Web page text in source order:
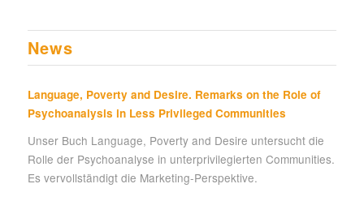
News
Language, Poverty and Desire. Remarks on the Role of
Psychoanalysis in Less Privileged Communities
Unser Buch Language, Poverty and Desire untersucht die
Rolle der Psychoanalyse in unterprivilegierten Communities.
Es vervollständigt die Marketing-Perspektive.